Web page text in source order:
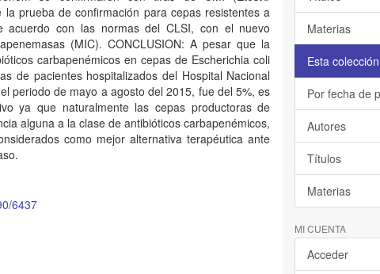
prueba de confirmación para cepas resistentes a
acuerdo con las normas del CLSI, con el nuevo
(MIC). CONCLUSION: A pesar que la
carbapenémicos en cepas de Escherichia coli
de pacientes hospitalizados del Hospital Nacional
periodo de mayo a agosto del 2015, fue del 5%, es
ya que naturalmente las cepas productoras de
alguna a la clase de antibióticos carbapenémicos,
como mejor alternativa terapéutica ante
6437
Materias
Esta colección
Por fecha de
Autores
Títulos
Materias
MI CUENTA
Acceder